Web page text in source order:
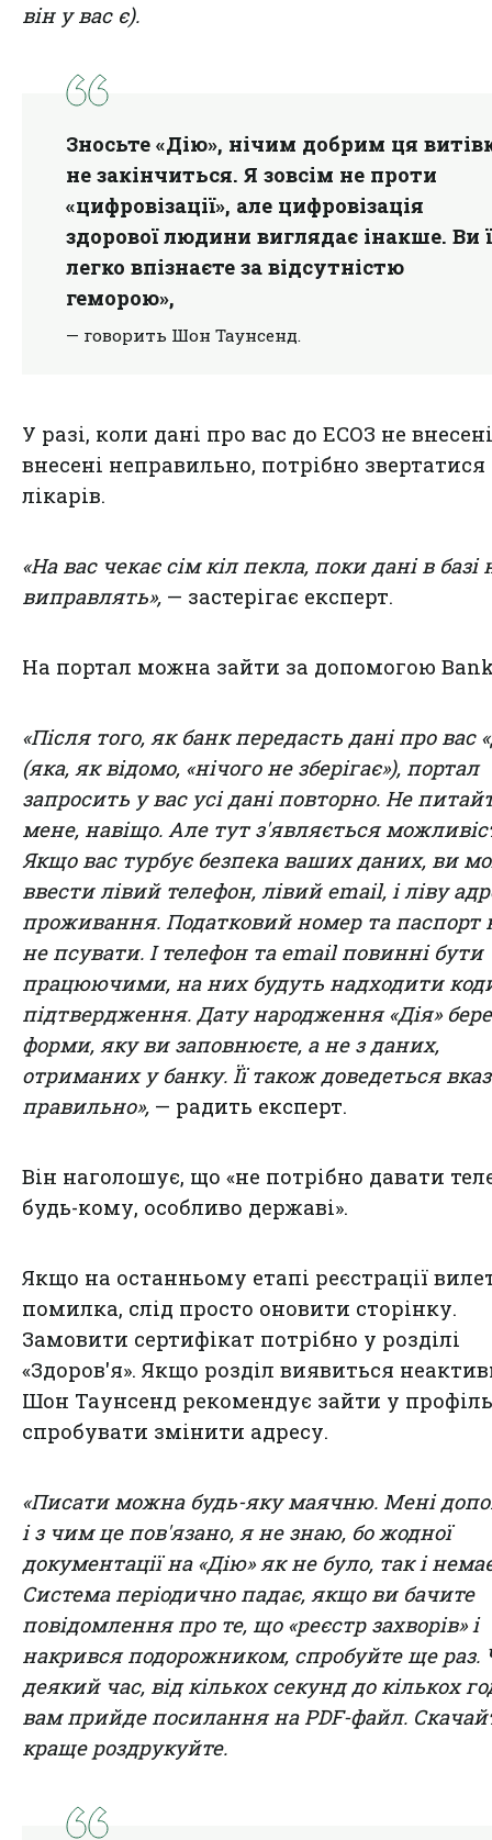
він у вас є).
Зносьте «Дію», нічим добрим ця
не закінчиться. Я зовсім не проти
«цифровізації», але цифровізація
здорової людини виглядає інакше. Ви
легко впізнаєте за відсутністю
геморою»,
— говорить Шон Таунсенд.
У разі, коли дані про вас до ЕСОЗ не
внесені неправильно, потрібно звертатися
лікарів.
«На вас чекає сім кіл пекла, поки дані в базі
виправлять», — застерігає експерт.
На портал можна зайти за допомогою
«Після того, як банк передасть дані про вас
(яка, як відомо, «нічого не зберігає»), портал
запросить у вас усі дані повторно. Не
мене, навіщо. Але тут з'являється
Якщо вас турбує безпека ваших даних, ви
ввести лівий телефон, лівий email, і ліву
проживання. Податковий номер та паспорт
не псувати. І телефон та email повинні бути
працюючими, на них будуть надходити
підтвердження. Дату народження «Дія» бере
форми, яку ви заповнюєте, а не з даних,
отриманих у банку. Її також доведеться
правильно», — радить експерт.
Він наголошує, що «не потрібно давати
будь-кому, особливо державі».
Якщо на останньому етапі реєстрації
помилка, слід просто оновити сторінку.
Замовити сертифікат потрібно у розділі
«Здоров'я». Якщо розділ виявиться
Шон Таунсенд рекомендує зайти у профіль
спробувати змінити адресу.
«Писати можна будь-яку маячню. Мені
і з чим це пов'язано, я не знаю, бо жодної
документації на «Дію» як не було, так і
Система періодично падає, якщо ви бачите
повідомлення про те, що «реєстр захворів» і
накрився подорожником, спробуйте ще раз.
деякий час, від кількох секунд до кількох
вам прийде посилання на PDF-файл.
краще роздрукуйте.